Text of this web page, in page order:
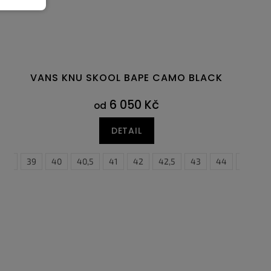
48,5
VANS KNU SKOOL BAPE CAMO BLACK
od 6 050 Kč
DETAIL
39 40 40,5 41 42 42,5 43 44